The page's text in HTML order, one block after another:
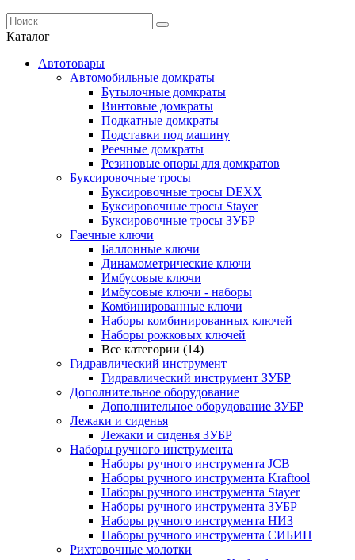
Каталог
Автотовары
Автомобильные домкраты
Бутылочные домкраты
Винтовые домкраты
Подкатные домкраты
Подставки под машину
Реечные домкраты
Резиновые опоры для домкратов
Буксировочные тросы
Буксировочные тросы DEXX
Буксировочные тросы Stayer
Буксировочные тросы ЗУБР
Гаечные ключи
Баллонные ключи
Динамометрические ключи
Имбусовые ключи
Имбусовые ключи - наборы
Комбинированные ключи
Наборы комбинированных ключей
Наборы рожковых ключей
Все категории (14)
Гидравлический инструмент
Гидравлический инструмент ЗУБР
Дополнительное оборудование
Дополнительное оборудование ЗУБР
Лежаки и сиденья
Лежаки и сиденья ЗУБР
Наборы ручного инструмента
Наборы ручного инструмента JCB
Наборы ручного инструмента Kraftool
Наборы ручного инструмента Stayer
Наборы ручного инструмента ЗУБР
Наборы ручного инструмента НИЗ
Наборы ручного инструмента СИБИН
Рихтовочные молотки